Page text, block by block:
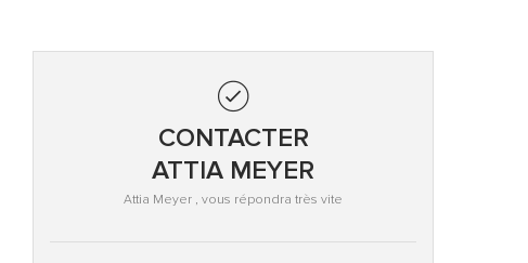
CONTACTER
ATTIA MEYER
Attia Meyer , vous répondra très vite